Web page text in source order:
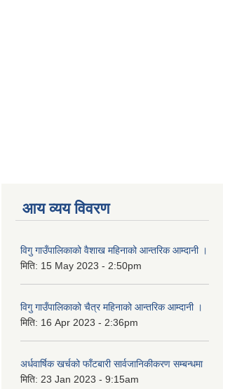
आय व्यय विवरण
विगु गाउँपालिकाको वैशाख महिनाको आन्तरिक आम्दानी ।
मिति: 15 May 2023 - 2:50pm
विगु गाउँपालिकाको चैत्र महिनाको आन्तरिक आम्दानी ।
मिति: 16 Apr 2023 - 2:36pm
अर्धवार्षिक खर्चको फाँटबारी सार्वजानिकीकरण सम्बन्धमा
मिति: 23 Jan 2023 - 9:15am